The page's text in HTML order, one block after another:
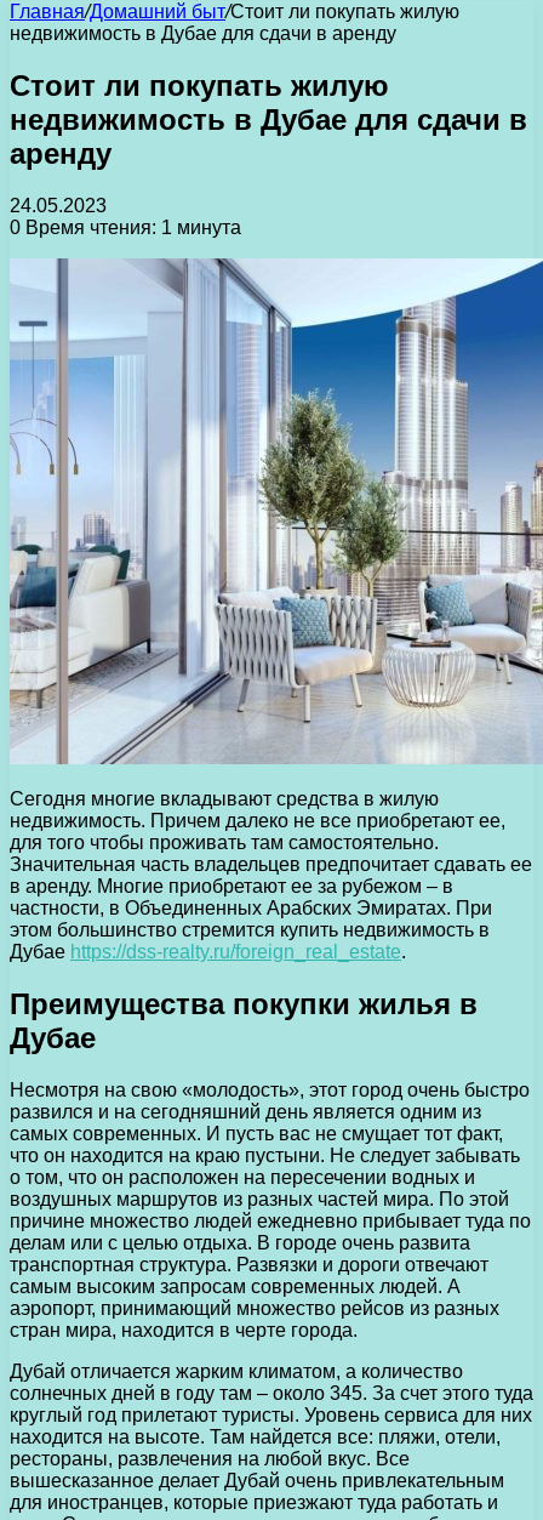
Главная/Домашний быт/Стоит ли покупать жилую
недвижимость в Дубае для сдачи в аренду
Стоит ли покупать жилую
недвижимость в Дубае для сдачи в
аренду
24.05.2023
0 Время чтения: 1 минута
Сегодня многие вкладывают средства в жилую
недвижимость. Причем далеко не все приобретают ее,
для того чтобы проживать там самостоятельно.
Значительная часть владельцев предпочитает сдавать ее
в аренду. Многие приобретают ее за рубежом – в
частности, в Объединенных Арабских Эмиратах. При
этом большинство стремится купить недвижимость в
Дубае https://dss-realty.ru/foreign_real_estate.
Преимущества покупки жилья в
Дубае
Несмотря на свою «молодость», этот город очень быстро
развился и на сегодняшний день является одним из
самых современных. И пусть вас не смущает тот факт,
что он находится на краю пустыни. Не следует забывать
о том, что он расположен на пересечении водных и
воздушных маршрутов из разных частей мира. По этой
причине множество людей ежедневно прибывает туда по
делам или с целью отдыха. В городе очень развита
транспортная структура. Развязки и дороги отвечают
самым высоким запросам современных людей. А
аэропорт, принимающий множество рейсов из разных
стран мира, находится в черте города.
Дубай отличается жарким климатом, а количество
солнечных дней в году там – около 345. За счет этого туда
круглый год прилетают туристы. Уровень сервиса для них
находится на высоте. Там найдется все: пляжи, отели,
рестораны, развлечения на любой вкус. Все
вышесказанное делает Дубай очень привлекательным
для иностранцев, которые приезжают туда работать и